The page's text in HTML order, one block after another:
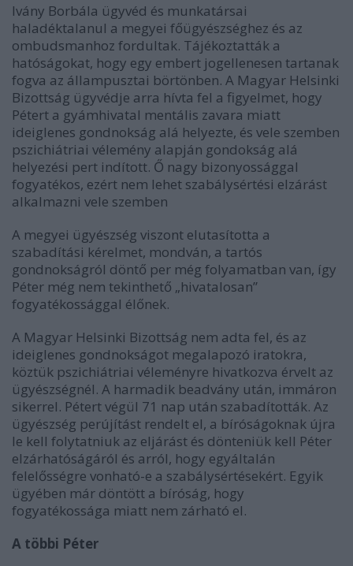
Ivány Borbála ügyvéd és munkatársai
haladéktalanul a megyei főügyészséghez és az
ombudsmanhoz fordultak. Tájékoztatták a
hatóságokat, hogy egy embert jogellenesen tartanak
fogva az állampusztai börtönben. A Magyar Helsinki
Bizottság ügyvédje arra hívta fel a figyelmet, hogy
Pétert a gyámhivatal mentális zavara miatt
ideiglenes gondnokság alá helyezte, és vele szemben
pszichiátriai vélemény alapján gondokság alá
helyezési pert indított. Ő nagy bizonyossággal
fogyatékos, ezért nem lehet szabálysértési elzárást
alkalmazni vele szemben
A megyei ügyészség viszont elutasította a
szabadítási kérelmet, mondván, a tartós
gondnokságról döntő per még folyamatban van, így
Péter még nem tekinthető „hivatalosan”
fogyatékossággal élőnek.
A Magyar Helsinki Bizottság nem adta fel, és az
ideiglenes gondnokságot megalapozó iratokra,
köztük pszichiátriai véleményre hivatkozva érvelt az
ügyészségnél. A harmadik beadvány után, immáron
sikerrel. Pétert végül 71 nap után szabadították. Az
ügyészség perújítást rendelt el, a bíróságoknak újra
le kell folytatniuk az eljárást és dönteniük kell Péter
elzárhatóságáról és arról, hogy egyáltalán
felelősségre vonható-e a szabálysértésekért. Egyik
ügyében már döntött a bíróság, hogy
fogyatékossága miatt nem zárható el.
A többi Péter